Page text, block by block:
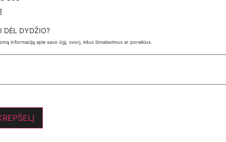
DĖL DYDŽIO?
informaciją apie savo ūgį, svorį, kitus išmatavimus ar poreikius.